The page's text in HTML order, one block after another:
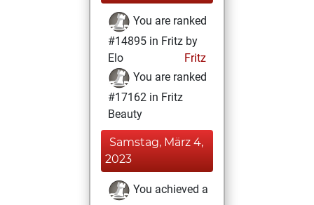
You are ranked
#14895 in Fritz by
Elo
Fritz
You are ranked
#17162 in Fritz
Beauty
Samstag, März 4,
2023
You achieved a